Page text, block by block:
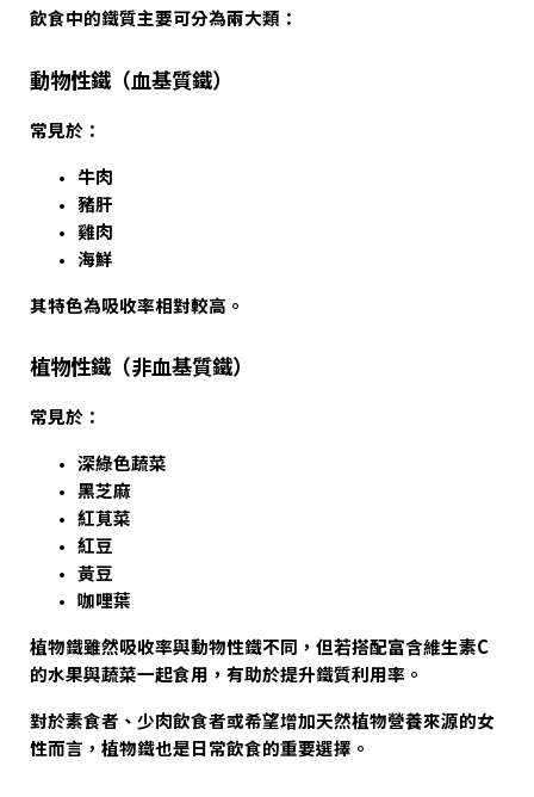
飲食中的鐵質主要可分為兩大類：
動物性鐵（血基質鐵）
常見於：
牛肉
豬肝
雞肉
海鮮
其特色為吸收率相對較高。
植物性鐵（非血基質鐵）
常見於：
深綠色蔬菜
黑芝麻
紅莧菜
紅豆
黃豆
咖哩葉
植物鐵雖然吸收率與動物性鐵不同，但若搭配富含維生素C
的水果與蔬菜一起食用，有助於提升鐵質利用率。
對於素食者、少肉飲食者或希望增加天然植物營養來源的女
性而言，植物鐵也是日常飲食的重要選擇。